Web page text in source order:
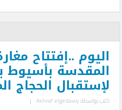
اليوم ..إفتتاح
المقدسة بأسيوط
لإستقبال الحجاج
كتب بواسطةAshraf elgedawy
|